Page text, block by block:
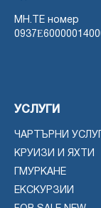
MH.TE номер
УСЛУГИ
ЧАРТЪРНИ
КРУИЗИ И ЯХТИ
ГМУРКАНЕ
ЕКСКУРЗИИ